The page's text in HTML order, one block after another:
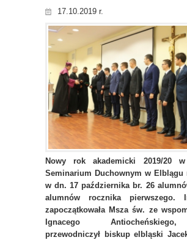
17.10.2019 r.
Nowy rok akademicki 2019/20 w
Seminarium Duchownym w Elblągu
w dn. 17 października br. 26
alumnów rocznika pierwszego.
zapoczątkowała Msza św. ze
Ignacego
przewodniczył biskup elbląski